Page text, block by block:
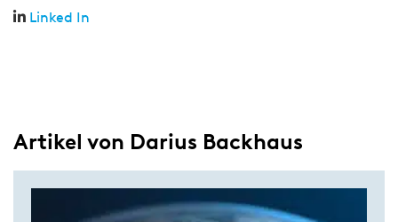
Linked In
Artikel von Darius Backhaus